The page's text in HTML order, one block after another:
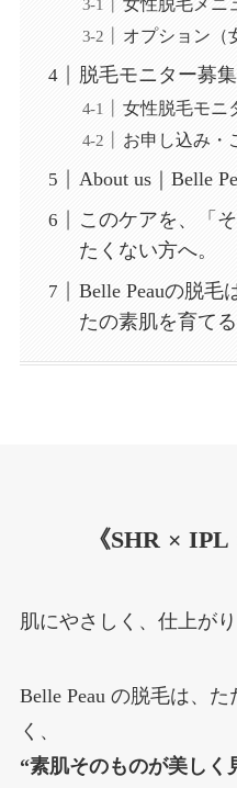
女性脱毛メニ
オプション（
脱毛モニター募集
女性脱毛モニ
お申し込み・
About us｜Belle
このケアを、「
たくない方へ。
Belle Peauの脱毛
たの素肌を育て
《SHR ×
肌にやさしく、仕上がり
Belle Peau の脱毛は、
く、
“素肌そのものが美しく